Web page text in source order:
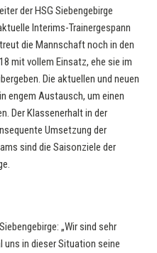
der HSG Siebengebirge
Interims-Trainergespann
die Mannschaft noch in den
mit vollem Einsatz, ehe sie im
Die aktuellen und neuen
engem Austausch, um einen
Der Klassenerhalt in der
Umsetzung der
sind die Saisonziele der
„Wir sind sehr
in dieser Situation seine